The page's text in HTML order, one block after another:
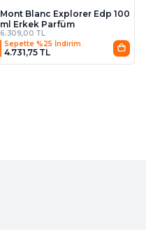
Mont Blanc Explorer Edp 100
ml Erkek Parfüm
6.309,00 TL
Sepette %25 İndirim
4.731,75 TL